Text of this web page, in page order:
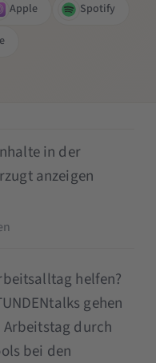
Apple
Spotify
in der
anzeigen
helfen?
gehen
durch
bei den